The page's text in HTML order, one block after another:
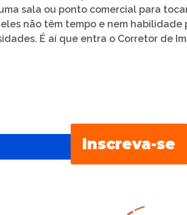
sala ou ponto comercial para
não têm tempo e nem habilidade
É aí que entra o Corretor de
Inscreva-se